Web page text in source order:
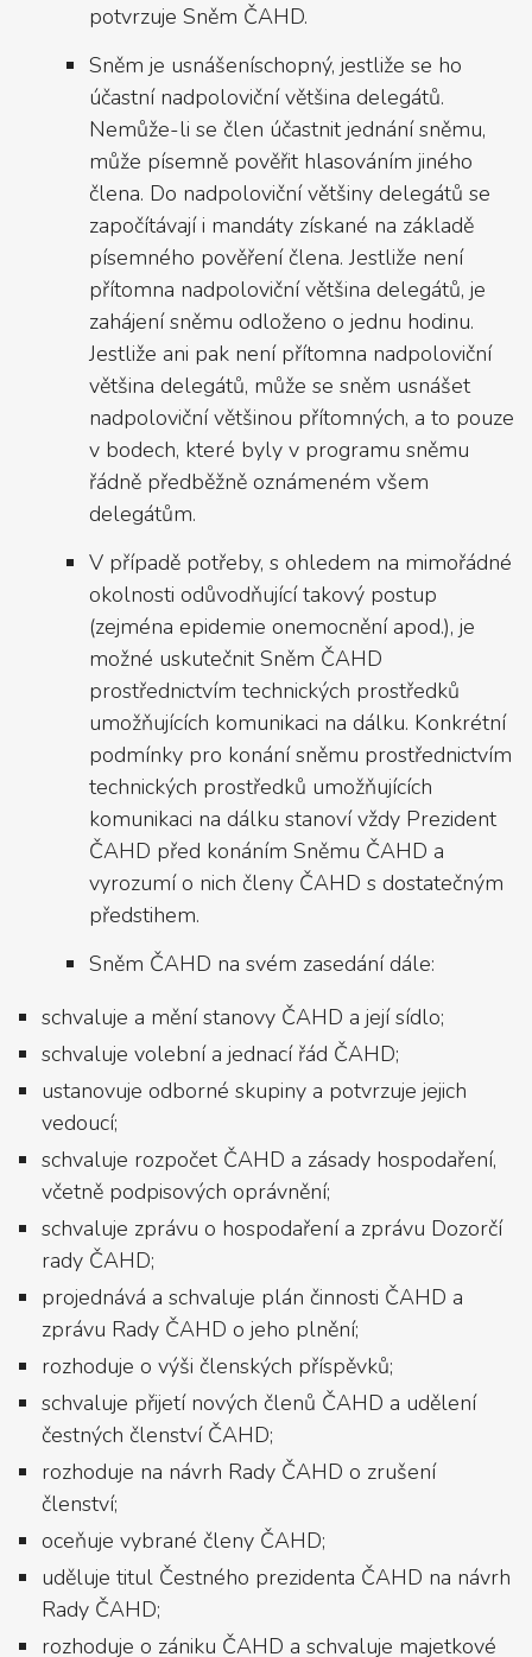
potvrzuje Sněm ČAHD.
Sněm je usnášeníschopný, jestliže se ho
účastní nadpoloviční většina delegátů.
Nemůže-li se člen účastnit jednání sněmu,
může písemně pověřit hlasováním jiného
člena. Do nadpoloviční většiny delegátů se
započítávají i mandáty získané na základě
písemného pověření člena. Jestliže není
přítomna nadpoloviční většina delegátů, je
zahájení sněmu odloženo o jednu hodinu.
Jestliže ani pak není přítomna nadpoloviční
většina delegátů, může se sněm usnášet
nadpoloviční většinou přítomných, a to pouze
v bodech, které byly v programu sněmu
řádně předběžně oznámeném všem
delegátům.
V případě potřeby, s ohledem na mimořádné
okolnosti odůvodňující takový postup
(zejména epidemie onemocnění apod.), je
možné uskutečnit Sněm ČAHD
prostřednictvím technických prostředků
umožňujících komunikaci na dálku. Konkrétní
podmínky pro konání sněmu prostřednictvím
technických prostředků umožňujících
komunikaci na dálku stanoví vždy Prezident
ČAHD před konáním Sněmu ČAHD a
vyrozumí o nich členy ČAHD s dostatečným
předstihem.
Sněm ČAHD na svém zasedání dále:
schvaluje a mění stanovy ČAHD a její sídlo;
schvaluje volební a jednací řád ČAHD;
ustanovuje odborné skupiny a potvrzuje jejich
vedoucí;
schvaluje rozpočet ČAHD a zásady hospodaření,
včetně podpisových oprávnění;
schvaluje zprávu o hospodaření a zprávu Dozorčí
rady ČAHD;
projednává a schvaluje plán činnosti ČAHD a
zprávu Rady ČAHD o jeho plnění;
rozhoduje o výši členských příspěvků;
schvaluje přijetí nových členů ČAHD a udělení
čestných členství ČAHD;
rozhoduje na návrh Rady ČAHD o zrušení
členství;
oceňuje vybrané členy ČAHD;
uděluje titul Čestného prezidenta ČAHD na návrh
Rady ČAHD;
rozhoduje o zániku ČAHD a schvaluje majetkové